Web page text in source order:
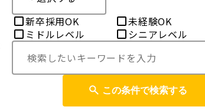
新卒採用OK 未経験OK
ミドルレベル
シニアレベル
この条件で検索する